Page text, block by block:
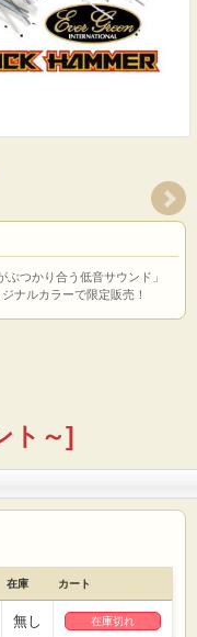
ぶつかり合う低音サウンド」
ナルカラーで限定販売！
ト～]
在庫 カート
無し 在庫切れ